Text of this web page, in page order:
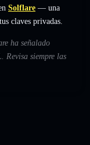
Solflare — una
claves privadas.
ha señalado
Revisa siempre las